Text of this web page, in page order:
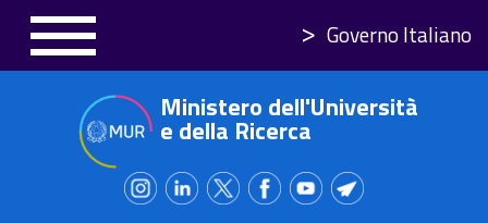
principale
Governo Italiano
Ministero dell'Università
e della Ricerca